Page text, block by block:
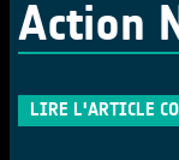
Action
LIRE L'ARTICLE